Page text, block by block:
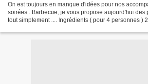
On est toujours en manque d'idées pour nos
soirées : Barbecue, je vous propose aujourd'hui des
tout simplement .... Ingrédients ( pour 4 personnes )